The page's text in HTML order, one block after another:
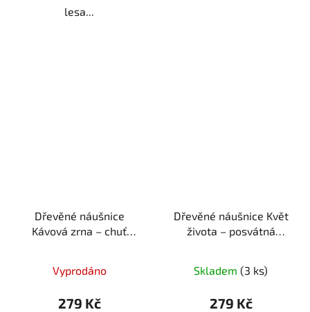
lesa...
Dřevěné náušnice
Kávová zrna – chuť
milovnice kávy
Vyprodáno
279 Kč
Dřevěné náušnice Květ
života – posvátná
duchovně založené
Skladem (3 ks)
279 Kč